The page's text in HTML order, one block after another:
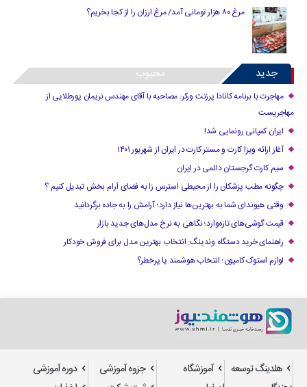
مرغ ۸۰ هزار تومانی آمد/ مرغ ارزان را از کجا بخریم؟
جدید محبوب
مهاجرت با برنامه کانادا پرزنت ورکر: مصاحبه با آقای مهندس نریمان پورطلایی از
مهاجریست
ایران کمپانی رونمایی شد!
آغاز ارائه ویزا کارت و مستر کارت در ایران از شهریور ۱۴۰۱
سیم کارت گرجستان دائمی در ایران
چگونه مطب پزشکان را از محیطی استرس زا به فضای آرام بخش تبدیل کنیم ؟
وقتی هیوندای شما به بهترین‌ها نیاز دارد؛ آرامش را به جاده برگردانید
قیمت گوشی‌های تازه‌وارد؛ نگاهی به نرخ مدل‌های جدید بازار
راهنمای خرید دستگاه وندینگ: انتخاب بهترین مدل برای فروش خودکار
لوازم استوک کامیون؛ انتخاب هوشمند یا پرخطر؟
هلدینگ توسعه
آموزشگاه
جزوه آموزشی
دوره آموزشی